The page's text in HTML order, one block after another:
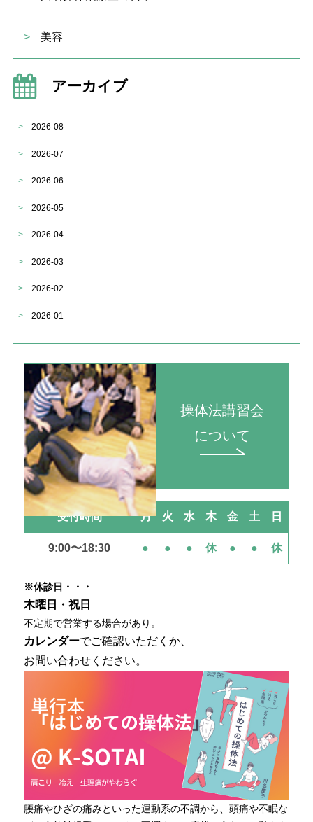
> 美容
アーカイブ
> 2026-08
> 2026-07
> 2026-06
> 2026-05
> 2026-04
> 2026-03
> 2026-02
> 2026-01
操体法講習会
について
受付時間 月 火 水 木 金 土 日
9:00〜18:30 ● ● ● 休 ● ● 休
※休診日・・・
木曜日・祝日
不定期で営業する場合があり。
カレンダーでご確認いただくか、
お問い合わせください。
腰痛やひざの痛みといった運動系の不調から、頭痛や不眠な